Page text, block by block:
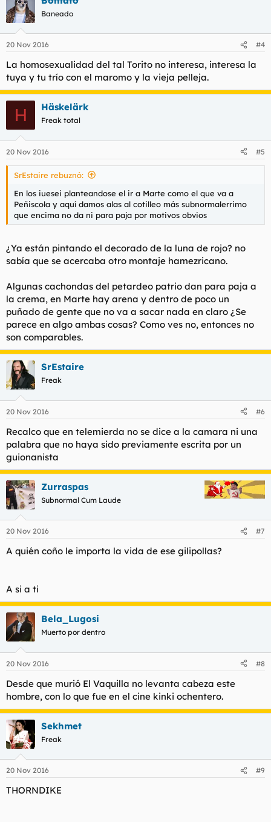
Baneado
20 Nov 2016 #4
La homosexualidad del tal Torito no interesa, interesa la
tuya y tu trío con el maromo y la vieja pelleja.
H Häskelärk
Freak total
20 Nov 2016 #5
SrEstaire rebuznó:
En los iuesei planteandose el ir a Marte como el que va a
Peñiscola y aquí damos alas al cotilleo más subnormalerrimo
que encima no da ni para paja por motivos obvios
¿Ya están pintando el decorado de la luna de rojo? no
sabía que se acercaba otro montaje hamezricano.
Algunas cachondas del petardeo patrio dan para paja a
la crema, en Marte hay arena y dentro de poco un
puñado de gente que no va a sacar nada en claro ¿Se
parece en algo ambas cosas? Como ves no, entonces no
son comparables.
SrEstaire
Freak
20 Nov 2016 #6
Recalco que en telemierda no se dice a la camara ni una
palabra que no haya sido previamente escrita por un
guionanista
Zurraspas
Subnormal Cum Laude
20 Nov 2016 #7
A quién coño le importa la vida de ese gilipollas?
A si a ti
Bela_Lugosi
Muerto por dentro
20 Nov 2016 #8
Desde que murió El Vaquilla no levanta cabeza este
hombre, con lo que fue en el cine kinki ochentero.
Sekhmet
Freak
20 Nov 2016 #9
THORNDIKE